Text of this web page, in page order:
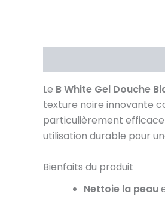
Le B White Gel Douche
texture noire innovante
particulièrement efficace
utilisation durable pour
Bienfaits du produit
Nettoie la peau